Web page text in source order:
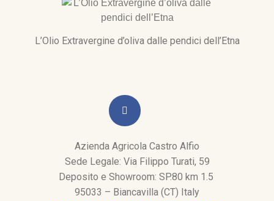
L’Olio Extravergine d’oliva dalle pendici dell’Etna
Azienda Agricola Castro Alfio
Sede Legale: Via Filippo Turati, 59
Deposito e Showroom: SP.80 km 1.5
95033 – Biancavilla (CT) Italy